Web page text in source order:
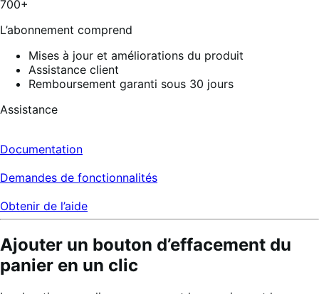
avis
700+
L’abonnement comprend
Mises à jour et améliorations du produit
Assistance client
Remboursement garanti sous 30 jours
Assistance
Documentation
Demandes de fonctionnalités
Obtenir de l’aide
Ajouter un bouton d’effacement du
panier en un clic